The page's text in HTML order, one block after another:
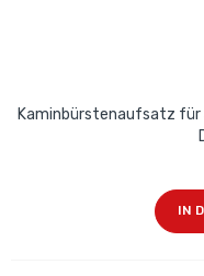
Kaminbürstenaufsatz
IN